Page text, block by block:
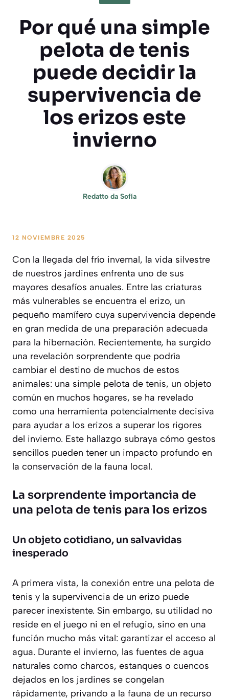
Por qué una simple
pelota de tenis
puede decidir la
supervivencia de
los erizos este
invierno
Redatto da Sofía
12 NOVIEMBRE 2025
Con la llegada del frío invernal, la vida silvestre
de nuestros jardines enfrenta uno de sus
mayores desafíos anuales. Entre las criaturas
más vulnerables se encuentra el erizo, un
pequeño mamífero cuya supervivencia depende
en gran medida de una preparación adecuada
para la hibernación. Recientemente, ha surgido
una revelación sorprendente que podría
cambiar el destino de muchos de estos
animales: una simple pelota de tenis, un objeto
común en muchos hogares, se ha revelado
como una herramienta potencialmente decisiva
para ayudar a los erizos a superar los rigores
del invierno. Este hallazgo subraya cómo gestos
sencillos pueden tener un impacto profundo en
la conservación de la fauna local.
La sorprendente importancia de
una pelota de tenis para los erizos
Un objeto cotidiano, un salvavidas
inesperado
A primera vista, la conexión entre una pelota de
tenis y la supervivencia de un erizo puede
parecer inexistente. Sin embargo, su utilidad no
reside en el juego ni en el refugio, sino en una
función mucho más vital: garantizar el acceso al
agua. Durante el invierno, las fuentes de agua
naturales como charcos, estanques o cuencos
dejados en los jardines se congelan
rápidamente, privando a la fauna de un recurso